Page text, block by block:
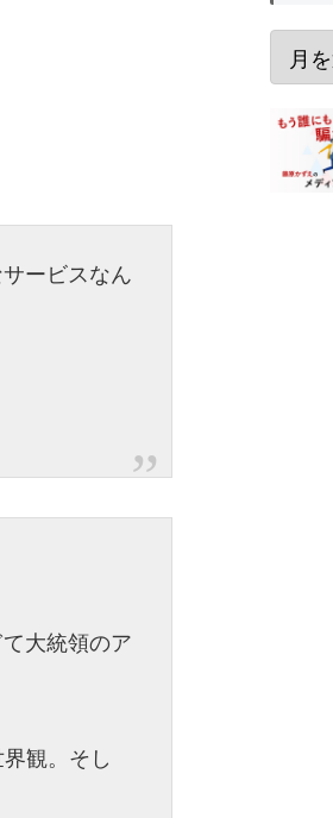
ービスなん
大統領のア
観。そし